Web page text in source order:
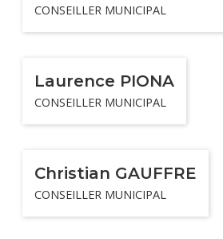
CONSEILLER MUNICIPAL
Laurence PIONA
CONSEILLER MUNICIPAL
Christian GAUFFRE
CONSEILLER MUNICIPAL